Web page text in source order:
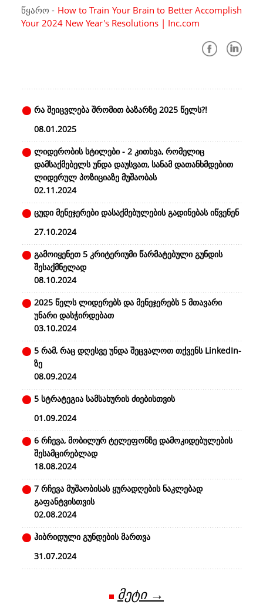
წყარო - How to Train Your Brain to Better Accomplish
Your 2024 New Year's Resolutions | Inc.com
რა შეიცვლება შრომით ბაზარზე 2025 წელს?!
08.01.2025
ლიდერობის სტილები - 2 კითხვა, რომელიც
დამსაქმებელს უნდა დაუსვათ, სანამ დათანხმდებით
ლიდერულ პოზიციაზე მუშაობას
02.11.2024
ცუდი მენეჯერები დასაქმებულების გადინებას იწვენენ
27.10.2024
გამოიყენეთ 5 კრიტერიუმი წარმატებული გუნდის
შესაქმნელად
08.10.2024
2025 წელს ლიდერებს და მენეჯერებს 5 მთავარი
უნარი დასჭირდებათ
03.10.2024
5 რამ, რაც დღესვე უნდა შეცვალოთ თქვენს LinkedIn-
ზე
08.09.2024
5 სტრატეგია სამსახურის ძიებისთვის
01.09.2024
6 რჩევა, მობილურ ტელეფონზე დამოკიდებულების
შესამცირებლად
18.08.2024
7 რჩევა მუშაობისას ყურადღების ნაკლებად
გაფანტვისთვის
02.08.2024
ჰიბრიდული გუნდების მართვა
31.07.2024
მეტი →